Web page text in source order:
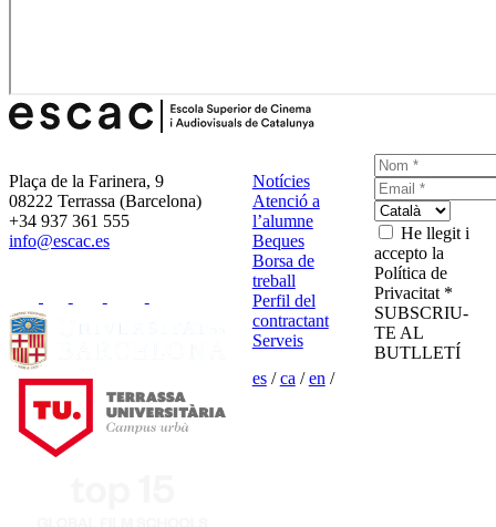
Plaça de la Farinera, 9
08222 Terrassa (Barcelona)
+34 937 361 555
info@escac.es
Notícies
Atenció a
l’alumne
Beques
Borsa de
treball
Perfil del
contractant
Serveis
es/ca /en /
He llegit i
accepto la
Política de
Privacitat *
SUBSCRIU-
TE AL
BUTLLETÍ